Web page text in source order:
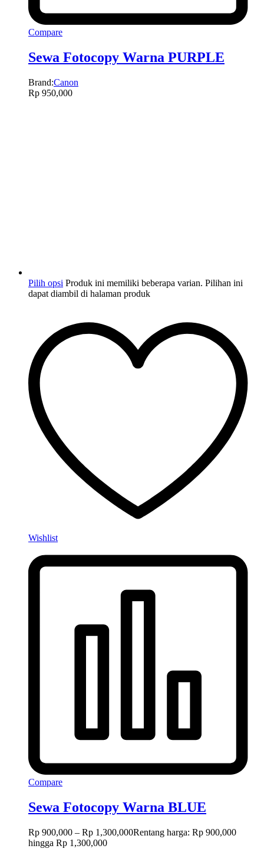
Compare
Sewa Fotocopy Warna PURPLE
Brand:Canon
Rp 950,000
Pilih opsi Produk ini memiliki beberapa varian. Pilihan ini
dapat diambil di halaman produk
Wishlist
Compare
Sewa Fotocopy Warna BLUE
Rp 900,000 – Rp 1,300,000Rentang harga: Rp 900,000
hingga Rp 1,300,000